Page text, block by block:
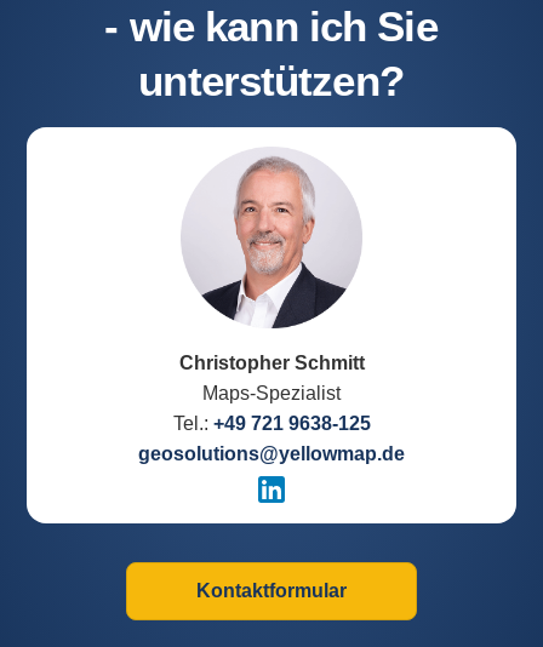
- wie kann ich Sie
unterstützen?
Christopher Schmitt
Maps-Spezialist
Tel.: +49 721 9638-125
geosolutions@yellowmap.de
Kontaktformular